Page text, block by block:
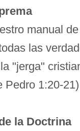
manual
las
"jerga"
Pedro 1:20-21)
la Doctrina